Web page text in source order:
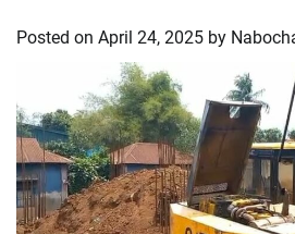
Posted on April 24, 2025 by